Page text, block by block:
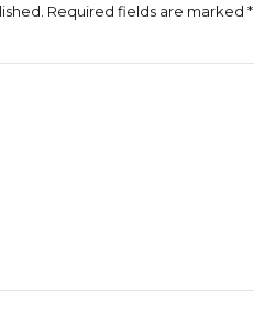
Required fields are marked *